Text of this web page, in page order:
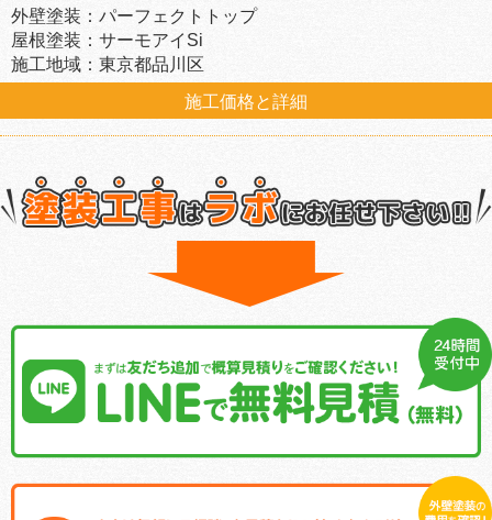
外壁塗装：パーフェクトトップ
屋根塗装：サーモアイSi
施工地域：東京都品川区
施工価格と詳細